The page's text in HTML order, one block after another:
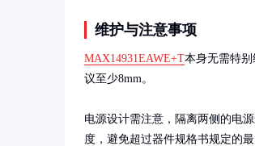
维护与注意事项
MAX14931EAWE+T本身无需特
议至少8mm。
电源设计需注意，隔离两侧的电
度，避免超过器件规格书规定的最